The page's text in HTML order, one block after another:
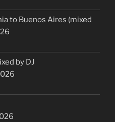
to Buenos Aires (mixed
by DJ